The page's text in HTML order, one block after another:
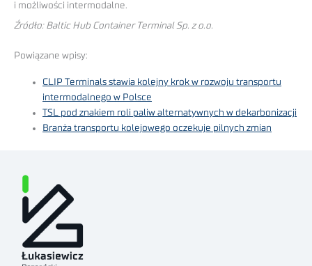
i możliwości intermodalne.
Źródło: Baltic Hub Container Terminal Sp. z o.o.
Powiązane wpisy:
CLIP Terminals stawia kolejny krok w rozwoju transportu
intermodalnego w Polsce
TSL pod znakiem roli paliw alternatywnych w dekarbonizacji
Branża transportu kolejowego oczekuje pilnych zmian